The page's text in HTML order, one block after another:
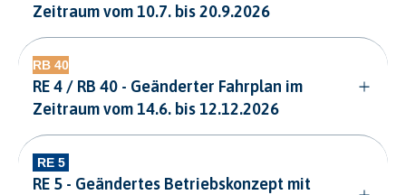
Zeitraum vom 10.7. bis 20.9.2026
RE 4 / RB 40 - Geänderter Fahrplan im
Zeitraum vom 14.6. bis 12.12.2026
RE 5 - Geändertes Betriebskonzept mit